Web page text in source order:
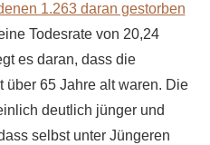
1.263 daran gestorben
Todesrate von 20,24
es daran, dass die
über 65 Jahre alt waren. Die
deutlich jünger und
selbst unter Jüngeren